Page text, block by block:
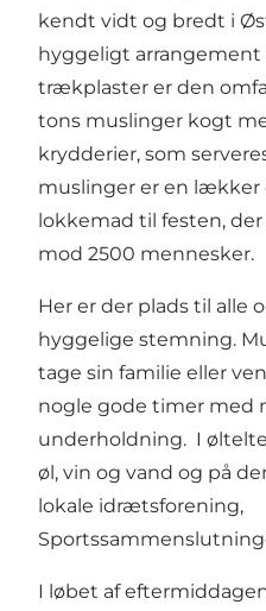
kendt vidt og bredt i
hyggeligt arrangement
trækplaster er den
tons muslinger kogt
krydderier, som
muslinger er en lækker
lokkemad til festen,
mod 2500 mennesker.
Her er der plads til alle
hyggelige stemning.
tage sin familie eller
nogle gode timer med
underholdning. I
øl, vin og vand og på
lokale idrætsforening,
I løbet af